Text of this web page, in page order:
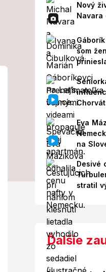
Pri
Nový
Navara
som
Eva
na
Desivé
stratil
Ďalšie